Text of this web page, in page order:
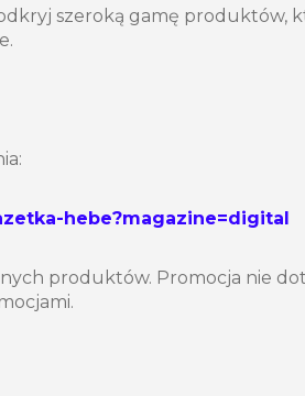
szeroką gamę produktów,
hebe?magazine=digital
produktów. Promocja nie